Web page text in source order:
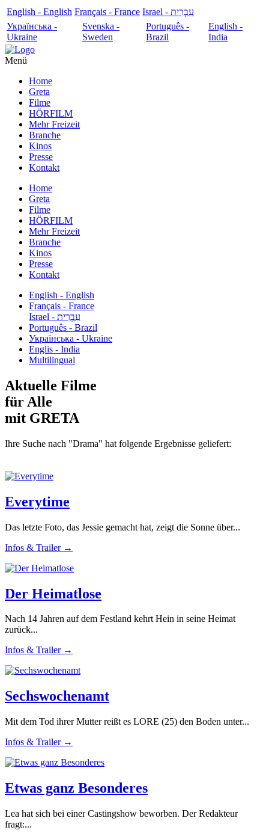
English - English Français - France
עִבְרִית - Israel
Українська -
Ukraine
Svenska -
Sweden
Português -
Brazil
English -
India
Menü
Home
Greta
Filme
HÖRFILM
Mehr Freizeit
Branche
Kinos
Presse
Kontakt
Home
Greta
Filme
HÖRFILM
Mehr Freizeit
Branche
Kinos
Presse
Kontakt
English - English
Français - France
עִבְרִית - Israel
Português - Brazil
Українська - Ukraine
Englis - India
Multilingual
Aktuelle Filme
für Alle
mit GRETA
Ihre Suche nach "Drama" hat folgende Ergebnisse geliefert:
Everytime
Das letzte Foto, das Jessie gemacht hat, zeigt die Sonne über...
Infos & Trailer →
Der Heimatlose
Nach 14 Jahren auf dem Festland kehrt Hein in seine Heimat
zurück...
Infos & Trailer →
Sechswochenamt
Mit dem Tod ihrer Mutter reißt es LORE (25) den Boden unter...
Infos & Trailer →
Etwas ganz Besonderes
Lea hat sich bei einer Castingshow beworben. Der Redakteur
fragt:...